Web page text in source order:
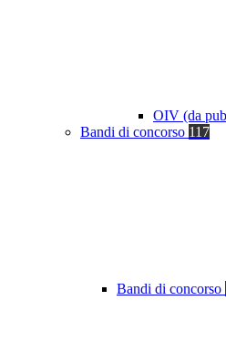
OIV (da
Bandi di concorso 117
Bandi di concorso